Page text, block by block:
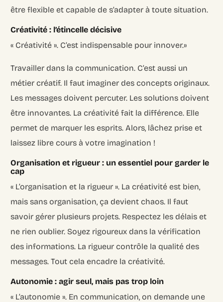
être flexible et capable de s’adapter à toute situation.
Créativité : l’étincelle décisive
« Créativité ». C’est indispensable pour innover.»
Travailler dans la communication. C’est aussi un
métier créatif. Il faut imaginer des concepts originaux.
Les messages doivent percuter. Les solutions doivent
être innovantes. La créativité fait la différence. Elle
permet de marquer les esprits. Alors, lâchez prise et
laissez libre cours à votre imagination !
Organisation et rigueur : un essentiel pour garder le
cap
« L’organisation et la rigueur ». La créativité est bien,
mais sans organisation, ça devient chaos. Il faut
savoir gérer plusieurs projets. Respectez les délais et
ne rien oublier. Soyez rigoureux dans la vérification
des informations. La rigueur contrôle la qualité des
messages. Tout cela encadre la créativité.
Autonomie : agir seul, mais pas trop loin
« L’autonomie ». En communication, on demande une